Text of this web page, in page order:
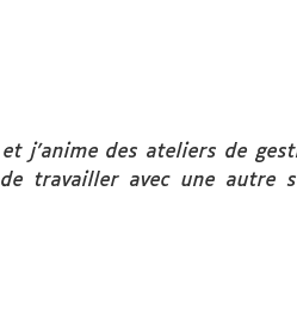
j’anime des ateliers de
travailler avec une autre